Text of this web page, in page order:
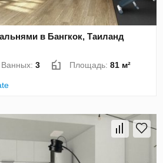
в Бангкок, Таиланд
Ванных:3 Площадь:81 м²